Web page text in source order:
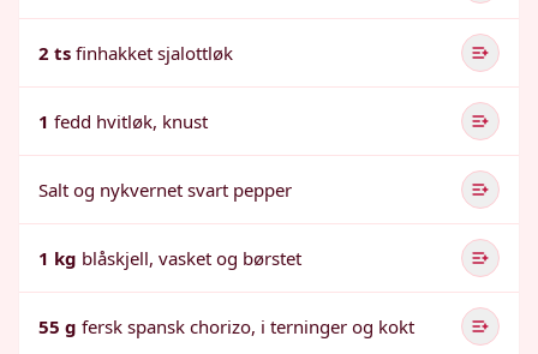
2 ts finhakket sjalottløk
1 fedd hvitløk, knust
Salt og nykvernet svart pepper
1 kg blåskjell, vasket og børstet
55 g fersk spansk chorizo, i terninger og kokt